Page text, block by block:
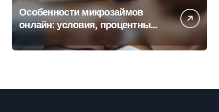
Особенности микрозаймов
онлайн: условия, процентные
ставки и порядок оформления